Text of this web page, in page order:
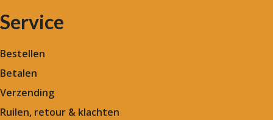
Service
Bestellen
Betalen
Verzending
Ruilen, retour & klachten